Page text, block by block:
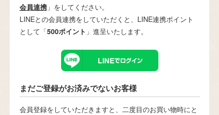
会員連携」をしてください。
LINEとの会員連携をしていただくと、LINE連携ポイント
として「500ポイント 」進呈いたします。
まだご登録がお済みでないお客様
会員登録をしていただきますと、二度目のお買い物時にと